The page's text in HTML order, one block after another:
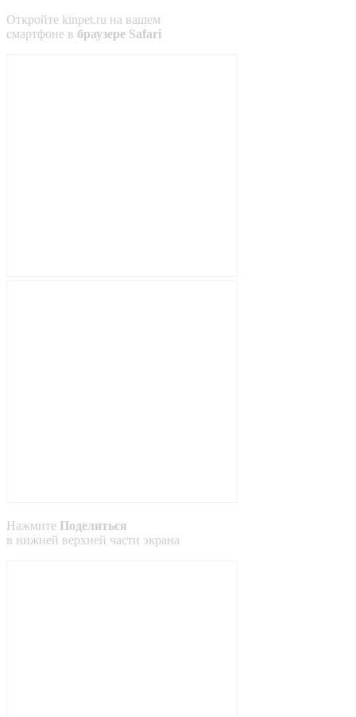
Откройте kinpet.ru на вашем
смартфоне в браузере Safari
Нажмите Поделиться
в нижней верхней части экрана